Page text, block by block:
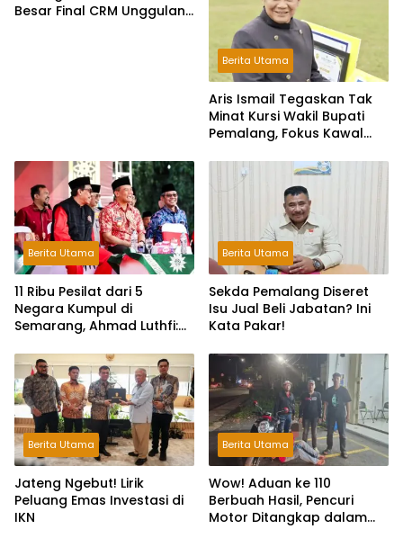
Besar Final CRM Unggulan
Berita Utama
Aris Ismail Tegaskan Tak
Minat Kursi Wakil Bupati
Pemalang, Fokus Kawal
Berita Utama
11 Ribu Pesilat dari 5
Negara Kumpul di
Semarang, Ahmad Luthfi:
Bangsa!
Berita Utama
Sekda Pemalang Diseret
Isu Jual Beli Jabatan? Ini
Kata Pakar!
Berita Utama
Jateng Ngebut! Lirik
Peluang Emas Investasi di
IKN
Berita Utama
Wow! Aduan ke 110
Berbuah Hasil, Pencuri
Motor Ditangkap dalam